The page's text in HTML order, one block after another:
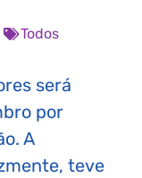
Todos
será
por
A
teve